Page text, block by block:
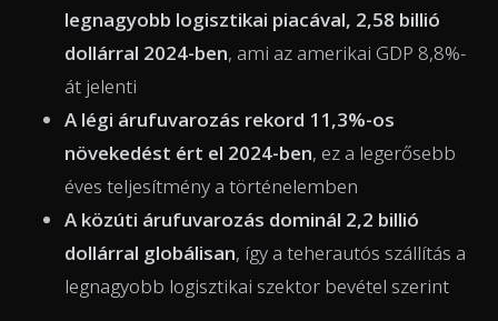
legnagyobb logisztikai piacával, 2,58 billió
dollárral 2024-ben, ami az amerikai GDP 8,8%-
át jelenti
A légi árufuvarozás rekord 11,3%-os
növekedést ért el 2024-ben, ez a legerősebb
éves teljesítmény a történelemben
A közúti árufuvarozás dominál 2,2 billió
dollárral globálisan, így a teherautós szállítás a
legnagyobb logisztikai szektor bevétel szerint